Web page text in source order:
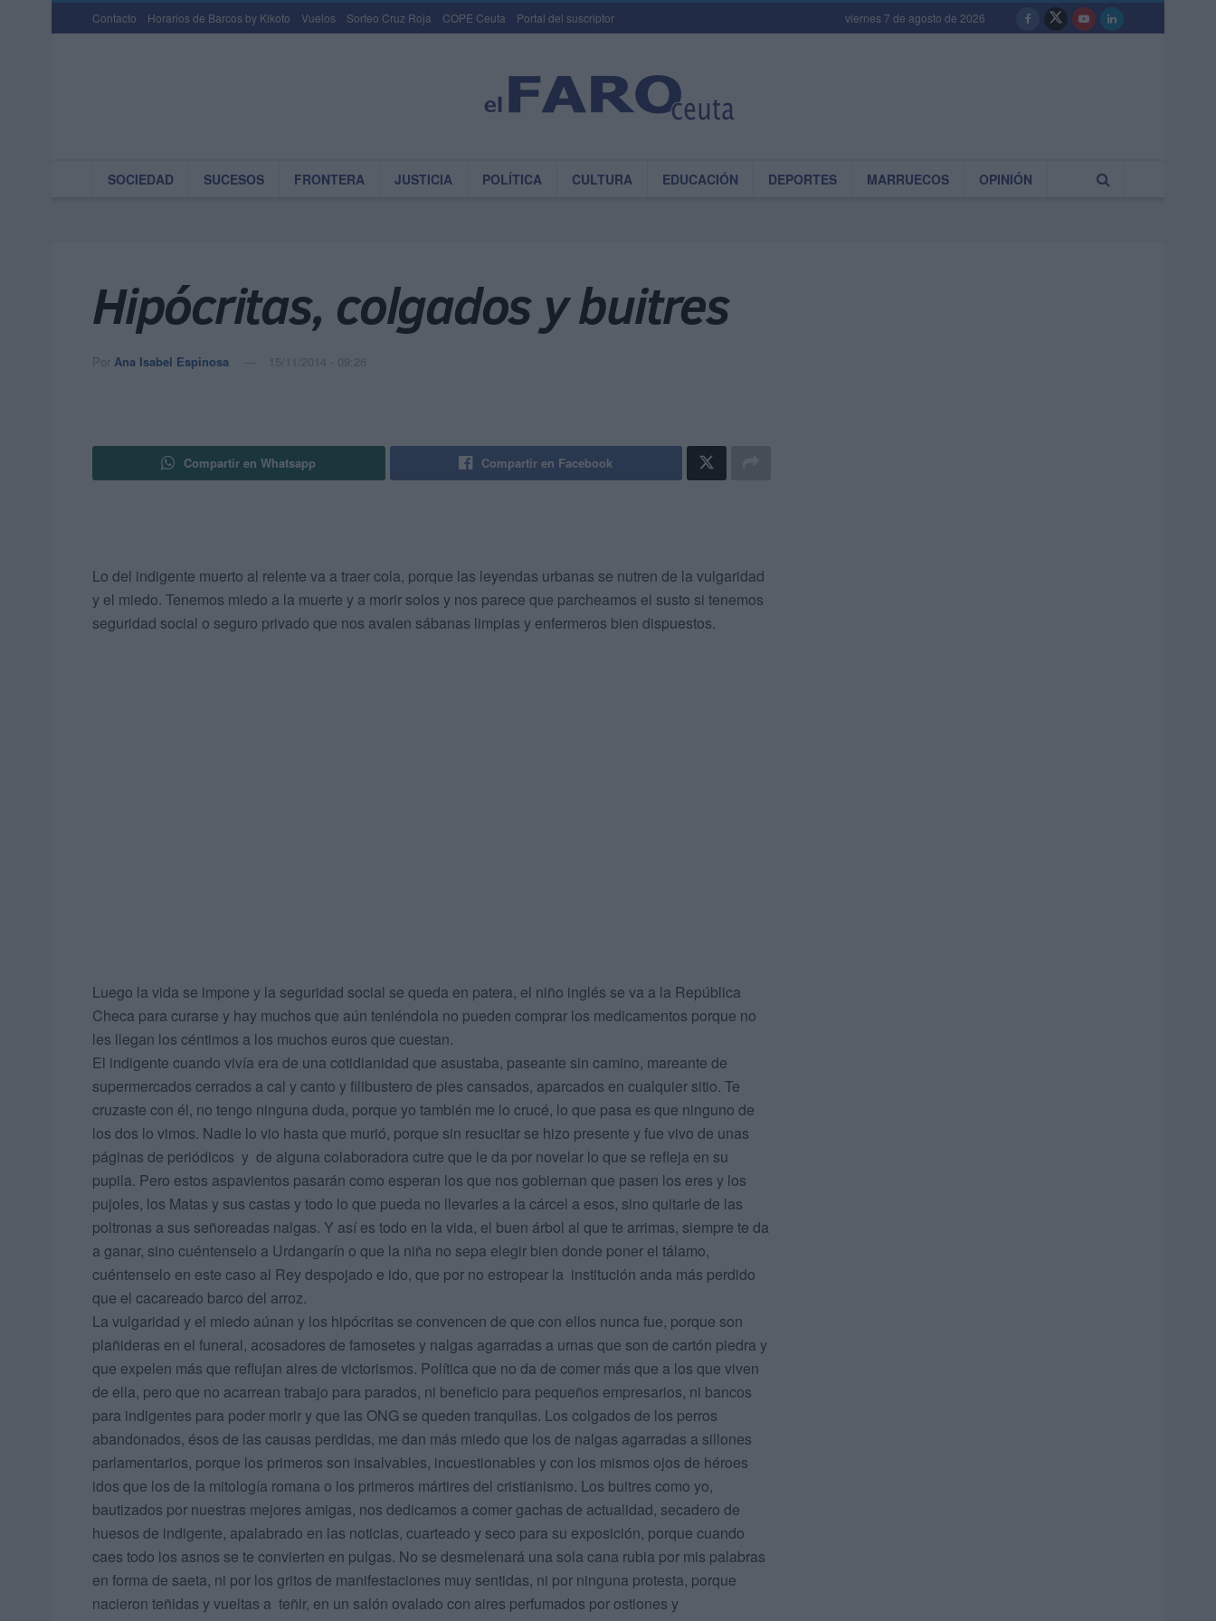
Contacto Horarios de Barcos by Kikoto Vuelos Sorteo Cruz Roja COPE Ceuta Portal del suscriptor viernes 7 de agosto de 2026
SOCIEDAD SUCESOS FRONTERA JUSTICIA POLÍTICA CULTURA EDUCACIÓN DEPORTES MARRUECOS OPINIÓN
Hipócritas, colgados y buitres
Por Ana Isabel Espinosa 15/11/2014 - 09:26
Compartir en Whatsapp Compartir en Facebook
Lo del indigente muerto al relente va a traer cola, porque las leyendas urbanas se nutren de la vulgaridad
y el miedo. Tenemos miedo a la muerte y a morir solos y nos parece que parcheamos el susto si tenemos
seguridad social o seguro privado que nos avalen sábanas limpias y enfermeros bien dispuestos.
Luego la vida se impone y la seguridad social se queda en patera, el niño inglés se va a la República
Checa para curarse y hay muchos que aún teniéndola no pueden comprar los medicamentos porque no
les llegan los céntimos a los muchos euros que cuestan.
El indigente cuando vivía era de una cotidianidad que asustaba, paseante sin camino, mareante de
supermercados cerrados a cal y canto y filibustero de pies cansados, aparcados en cualquier sitio. Te
cruzaste con él, no tengo ninguna duda, porque yo también me lo crucé, lo que pasa es que ninguno de
los dos lo vimos. Nadie lo vio hasta que murió, porque sin resucitar se hizo presente y fue vivo de unas
páginas de periódicos y de alguna colaboradora cutre que le da por novelar lo que se refleja en su
pupila. Pero estos aspavientos pasarán como esperan los que nos gobiernan que pasen los eres y los
pujoles, los Matas y sus castas y todo lo que pueda no llevarles a la cárcel a esos, sino quitarle de las
poltronas a sus señoreadas nalgas. Y así es todo en la vida, el buen árbol al que te arrimas, siempre te da
a ganar, sino cuéntenselo a Urdangarín o que la niña no sepa elegir bien donde poner el tálamo,
cuéntenselo en este caso al Rey despojado e ido, que por no estropear la institución anda más perdido
que el cacareado barco del arroz.
La vulgaridad y el miedo aúnan y los hipócritas se convencen de que con ellos nunca fue, porque son
plañideras en el funeral, acosadores de famosetes y nalgas agarradas a urnas que son de cartón piedra y
que expelen más que reflujan aires de victorismos. Política que no da de comer más que a los que viven
de ella, pero que no acarrean trabajo para parados, ni beneficio para pequeños empresarios, ni bancos
para indigentes para poder morir y que las ONG se queden tranquilas. Los colgados de los perros
abandonados, ésos de las causas perdidas, me dan más miedo que los de nalgas agarradas a sillones
parlamentarios, porque los primeros son insalvables, incuestionables y con los mismos ojos de héroes
idos que los de la mitología romana o los primeros mártires del cristianismo. Los buitres como yo,
bautizados por nuestras mejores amigas, nos dedicamos a comer gachas de actualidad, secadero de
huesos de indigente, apalabrado en las noticias, cuarteado y seco para su exposición, porque cuando
caes todo los asnos se te convierten en pulgas. No se desmelenará una sola cana rubia por mis palabras
en forma de saeta, ni por los gritos de manifestaciones muy sentidas, ni por ninguna protesta, porque
nacieron teñidas y vueltas a teñir, en un salón ovalado con aires perfumados por ostiones y